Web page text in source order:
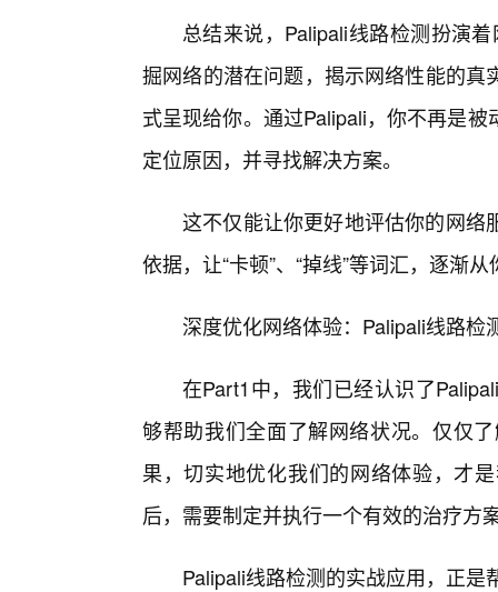
总结来说，Palipali线路检测扮演
掘网络的潜在问题，揭示网络性能的
式呈现给你。通过Palipali，你不再是
定位原因，并寻找解决方案。
这不仅能让你更好地评估你的网络
依据，让“卡顿”、“掉线”等词汇，逐渐
深度优化网络体验：Palipali线路检
在Part1中，我们已经认识了
够帮助我们全面了解网络状况。仅仅
果，切实地优化我们的网络体验，才
后，需要制定并执行一个有效的治疗方
Palipali线路检测的实战应用，正